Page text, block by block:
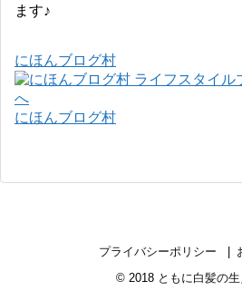
ます♪
にほんブログ村
にほんブログ村
プライバシーポリシー
© 2018 ともに白髪の